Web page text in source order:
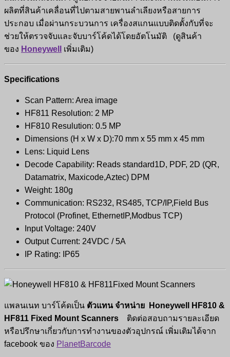
ผลิตที่สินค้าเคลื่อนที่ไปตามสายพานลำเลียงหรือสายการ
ประกอบ เมื่อผ่านกระบวนการ เครื่องสแกนแบบติดตั้งกับที่จะ
ช่วยให้ตรวจจับและจับบาร์โค้ดได้โดยอัตโนมัติ (ดูสินค้า
ของ Honeywell เพิ่มเติม)
Specifications
Scan Pattern: Area image
HF811 Resolution: 2 MP
HF810 Resulution: 0.5 MP
Dimensions (H x W x D):70 mm x 55 mm x 45 mm
Lens: Liquid Lens
Decode Capability: Reads standard1D, PDF, 2D (QR,
Datamatrix, Maxicode,Aztec) DPM
Weight: 180g
Communication: RS232, RS485, TCP/IP,Field Bus
Protocol (Profinet, EthernetIP,Modbus TCP)
Input Voltage: 240V
Output Current: 24VDC / 5A
IP Rating: IP65
แพลนเนท บาร์โค้ดเป็น ตัวแทน จำหน่าย
Honeywell HF810 &
HF811 Fixed Mount Scanners
ติดต่อสอบถามรายละเอียด
หรือปรึกษาเกี่ยวกับการทำงานของตัวอุปกรณ์ เพิ่มเติมได้จาก
facebook ของ PlanetBarcode